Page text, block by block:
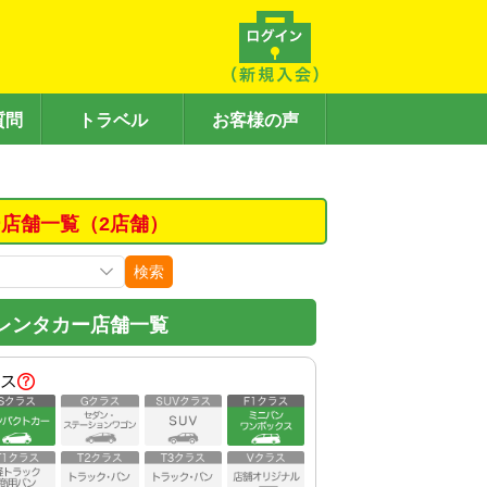
問 トラベル お客様の声
舗一覧（2店舗）
検索
ンタカー店舗一覧